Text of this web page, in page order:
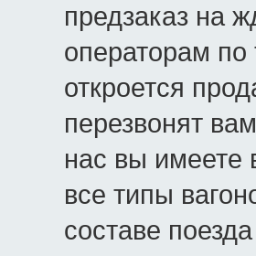
предзаказ на
операторам
откроется
перезвонят
нас вы имеете
все типы
составе